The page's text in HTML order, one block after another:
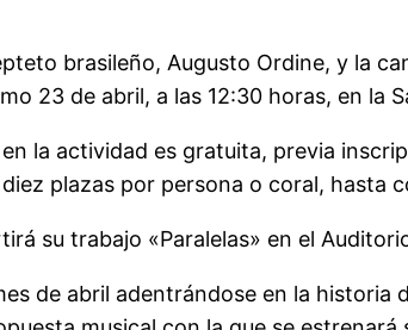
brasileño, Augusto Ordine, y la
23 de abril, a las 12:30 horas, en la
la actividad es gratuita, previa
plazas por persona o coral, hasta
su trabajo «Paralelas» en el
de abril adentrándose en la